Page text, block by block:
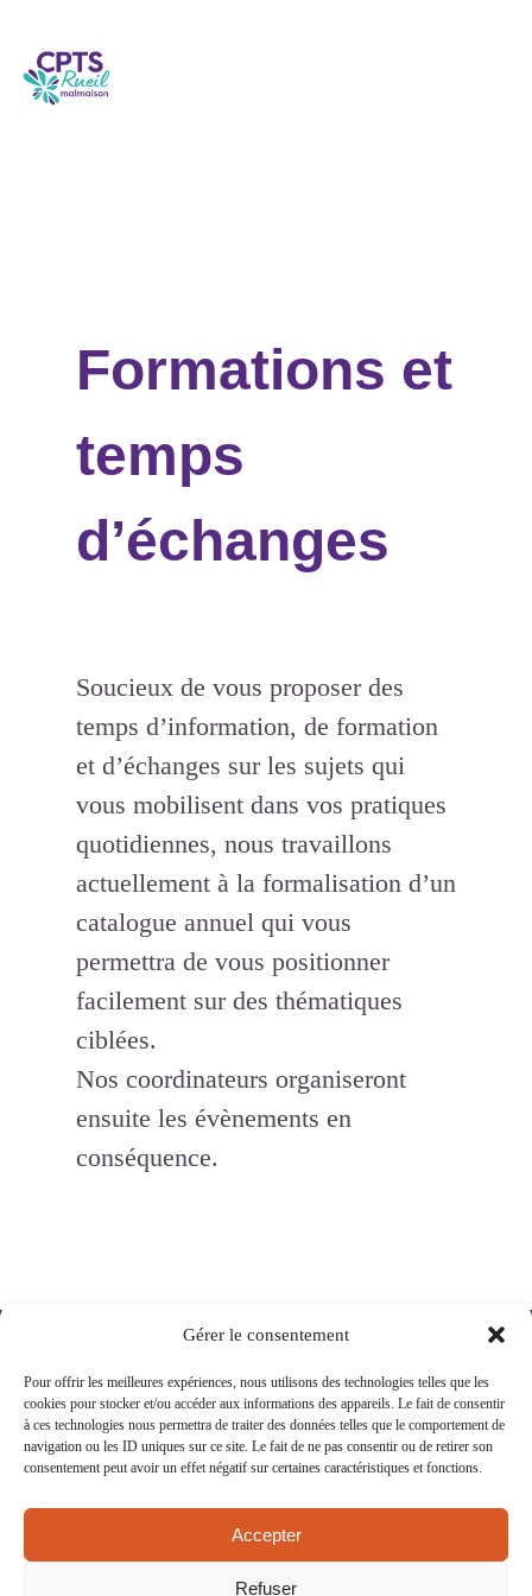
Gérer le consentement
Pour offrir les meilleures expériences, nous utilisons des technologies telles que les
cookies pour stocker et/ou accéder aux informations des appareils. Le fait de consentir
à ces technologies nous permettra de traiter des données telles que le comportement de
navigation ou les ID uniques sur ce site. Le fait de ne pas consentir ou de retirer son
consentement peut avoir un effet négatif sur certaines caractéristiques et fonctions.
Accepter
Refuser
Formations et
temps
d’échanges
Soucieux de vous proposer des
temps d’information, de formation
et d’échanges sur les sujets qui
vous mobilisent dans vos pratiques
quotidiennes, nous travaillons
actuellement à la formalisation d’un
catalogue annuel qui vous
permettra de vous positionner
facilement sur des thématiques
ciblées.
Nos coordinateurs organiseront
ensuite les évènements en
conséquence.
15 rue Eugène Saccomano 92500 RUEIL-
MALMAISON
NEWSLETTER
CONTACT